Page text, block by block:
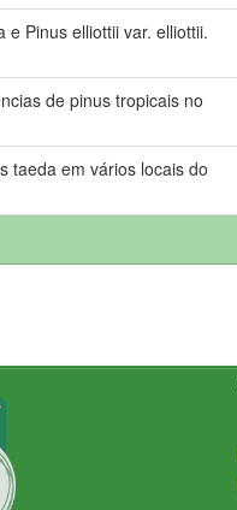
e Pinus elliottii var. elliottii.
de pinus tropicais no
taeda em vários locais do